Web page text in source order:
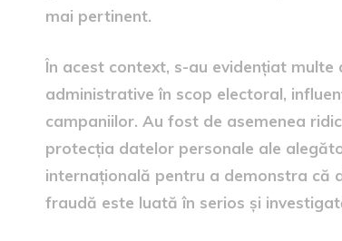
mai pertinent.
În acest context, s-au evidențiat
administrative în scop electoral,
campaniilor. Au fost de asemenea
protecția datelor personale ale
internațională pentru a demonstra că
fraudă este luată în serios și